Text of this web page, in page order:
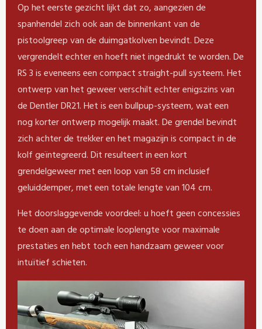
Op het eerste gezicht lijkt dat zo, aangezien de
spanhendel zich ook aan de binnenkant van de
pistoolgreep van de duimgatkolven bevindt. Deze
vergrendelt echter en hoeft niet ingedrukt te worden. De
RS 3 is eveneens een compact straight-pull systeem. Het
ontwerp van het geweer verschilt echter enigszins van
de Dentler DR21. Het is een bullpup-systeem, wat een
nog korter ontwerp mogelijk maakt. De grendel bevindt
zich achter de trekker en het magazijn is compact in de
kolf geïntegreerd. Dit resulteert in een kort
grendelgeweer met een loop van 58 cm inclusief
geluiddemper, met een totale lengte van 104 cm.
Het doorslaggevende voordeel: u hoeft geen concessies
te doen aan de optimale looplengte voor maximale
prestaties en hebt toch een handzaam geweer voor
intuïtief schieten.